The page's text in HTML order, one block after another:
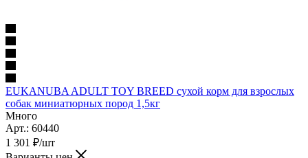
EUKANUBA ADULT TOY BREED сухой корм для взрослых
собак миниатюрных пород 1,5кг
Много
Арт.: 60440
1 301 ₽/шт